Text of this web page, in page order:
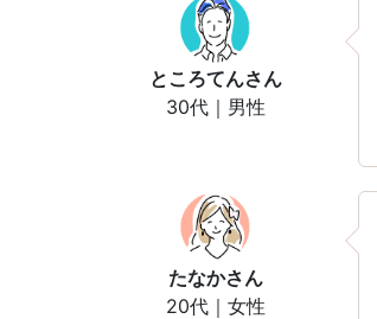
ところてんさん
30代｜男性
たなかさん
20代｜女性